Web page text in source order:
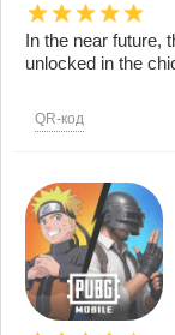
In the near future,
unlocked in the
QR-код